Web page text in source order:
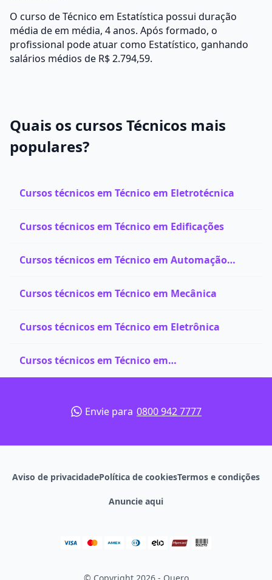
O curso de Técnico em Estatística possui duração
média de em média, 4 anos. Após formado, o
profissional pode atuar como Estatístico, ganhando
salários médios de R$ 2.794,59.
Quais os cursos Técnicos mais
populares?
Cursos técnicos em Técnico em Eletrotécnica
Cursos técnicos em Técnico em Edificações
Cursos técnicos em Técnico em Automação
Cursos técnicos em Técnico em Mecânica
Cursos técnicos em Técnico em Eletrônica
Cursos técnicos em Técnico em
Telecomunicações
Envie para 0800 942 7777
Aviso de privacidadePolítica de cookiesTermos e condições
Anuncie aqui